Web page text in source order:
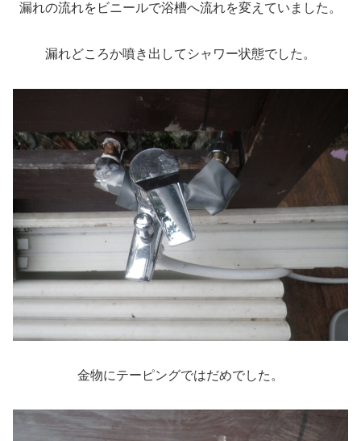
漏れの流れをビニールで浴槽へ流れを変えていました。
漏れどころか噴き出してシャワー状態でした。
金物にテーピングではだめでした。